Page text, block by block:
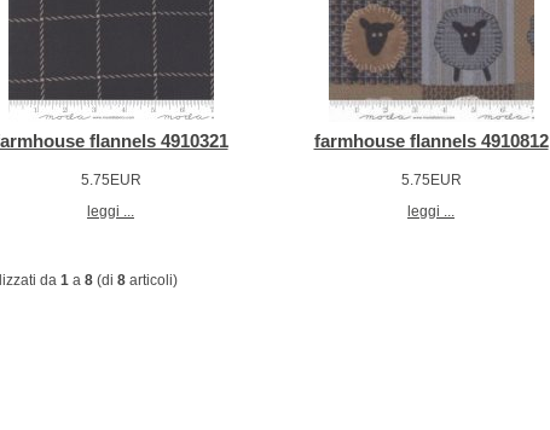
flannels 4910321
5.75EUR
leggi ...
farmhouse flannels 4910812
5.75EUR
leggi ...
da1 a8 (di8 articoli)